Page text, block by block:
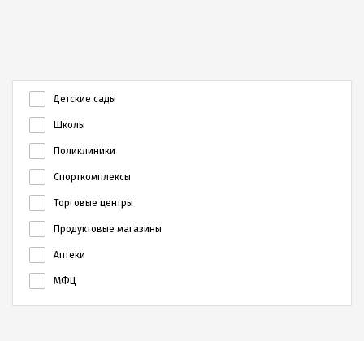
Детские сады
Школы
Поликлиники
Спорткомплексы
Торговые центры
Продуктовые магазины
Аптеки
МФЦ